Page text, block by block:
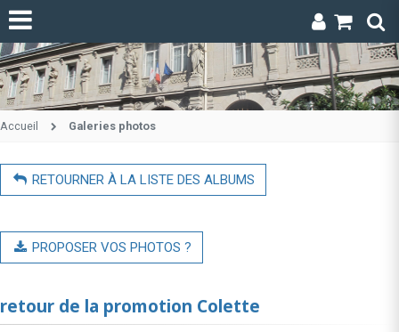
Accueil Galeries photos
RETOURNER À LA LISTE DES ALBUMS
PROPOSER VOS PHOTOS ?
retour de la promotion Colette